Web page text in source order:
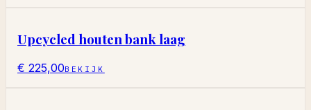
Upcycled houten bank laag
€ 225,00BEKIJK